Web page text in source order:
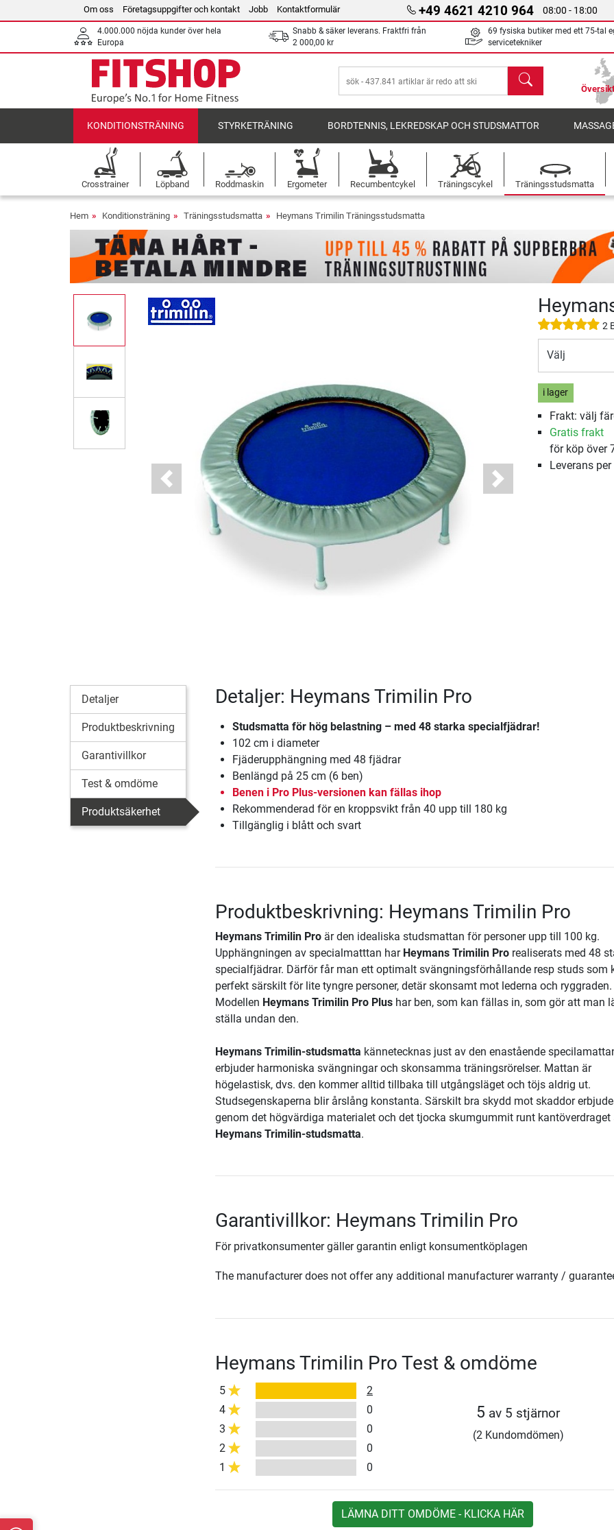
Om oss Företagsuppgifter och kontakt Jobb Kontaktformulär +49 4621 4210 964 08:00 - 18:00
4.000.000 nöjda kunder över hela
Europa
Snabb & säker leverans. Fraktfri från
2 000,00 kr
69 fysiska butiker med ett 75-tal
servicetekniker
sök
KONDITIONSTRÄNING STYRKETRÄNING BORDTENNIS, LEKREDSKAP OCH STUDSMATTOR
Crosstrainer Löpband Roddmaskin Ergometer Recumbentcykel Träningscykel Träningsstudsmatta
Hem Konditionsträning Träningsstudsmatta Heymans Trimilin Träningsstudsmatta
Previous Next
2
Välj
i lager
Frakt: välj
Gratis frakt
för köp över
Leverans
Detaljer
Produktbeskrivning
Garantivillkor
Test & omdöme
Produktsäkerhet
Detaljer: Heymans Trimilin Pro
Studsmatta för hög belastning – med 48 starka specialfjädrar!
102 cm i diameter
Fjäderupphängning med 48 fjädrar
Benlängd på 25 cm (6 ben)
Benen i Pro Plus-versionen kan fällas ihop
Rekommenderad för en kroppsvikt från 40 upp till 180 kg
Tillgänglig i blått och svart
Produktbeskrivning: Heymans Trimilin Pro
Heymans Trimilin Proär den idealiska studsmattan för personer upp till 100 kg.
Upphängningen av specialmatttan har Heymans Trimilin Prorealiserats med 48
specialfjädrar. Därför får man ett optimalt svängningsförhållande resp studs som
perfekt särskilt för lite tyngre personer, detär skonsamt mot lederna och ryggraden.
Modellen Heymans Trimilin Pro Plushar ben, som kan fällas in, som gör att man
ställa undan den.
Heymans Trimilin-studsmatta kännetecknas just av den enastående
erbjuder harmoniska svängningar och skonsamma träningsrörelser. Mattan är
högelastisk, dvs. den kommer alltid tillbaka till utgångsläget och töjs aldrig ut.
Studsegenskaperna blir årslång konstanta. Särskilt bra skydd mot skaddor
genom det högvärdiga materialet och det tjocka skumgummit runt kantöverdraget
Heymans Trimilin-studsmatta.
Garantivillkor: Heymans Trimilin Pro
För privatkonsumenter gäller garantin enligt konsumentköplagen
The manufacturer does not offer any additional manufacturer warranty /
Heymans Trimilin Pro Test & omdöme
5
2
4
0
3
0
2
0
1
0
5 av 5 stjärnor
(2 Kundomdömen)
LÄMNA DITT OMDÖME - KLICKA HÄR